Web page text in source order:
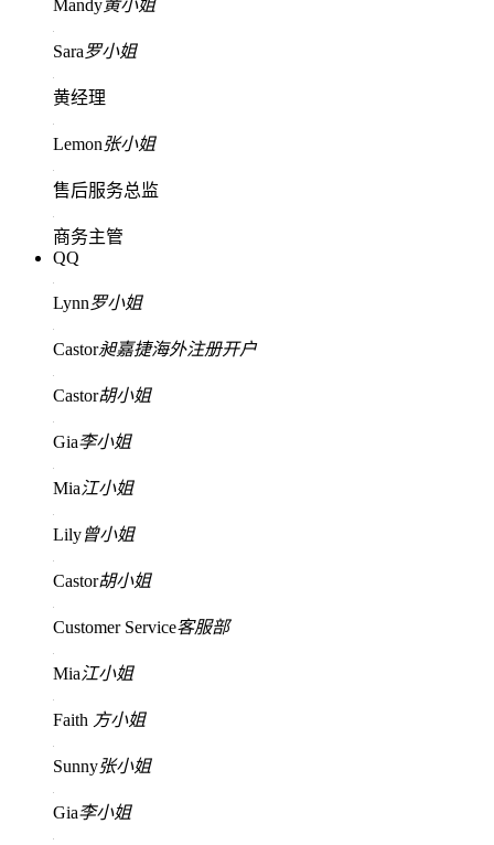
Mandy黄小姐
Sara罗小姐
黄经理
Lemon张小姐
售后服务总监
商务主管
QQ
Lynn罗小姐
Castor昶嘉捷海外注册开户
Castor胡小姐
Gia李小姐
Mia江小姐
Lily曾小姐
Castor胡小姐
Customer Service客服部
Mia江小姐
Faith 方小姐
Sunny张小姐
Gia李小姐